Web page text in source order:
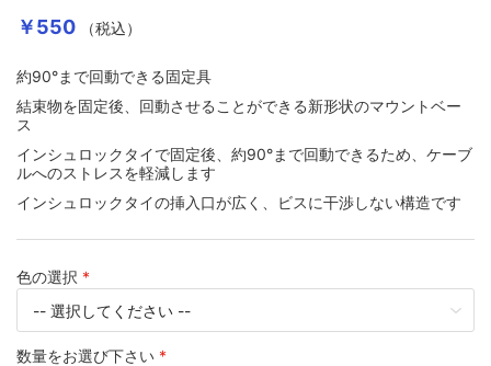
￥550 （税込）
約90°まで回動できる固定具
結束物を固定後、回動させることができる新形状のマウントベー
ス
インシュロックタイで固定後、約90°まで回動できるため、ケーブ
ルへのストレスを軽減します
インシュロックタイの挿入口が広く、ビスに干渉しない構造です
色の選択
数量をお選び下さい